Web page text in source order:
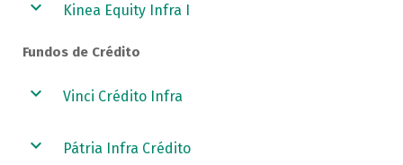
Kinea Equity Infra I
Fundos de Crédito
Vinci Crédito Infra
Pátria Infra Crédito